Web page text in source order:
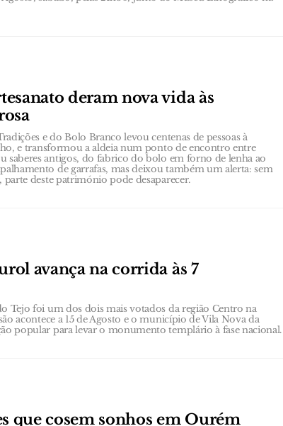
deram nova vida às
e do Bolo Branco levou centenas de pessoas à
e transformou a aldeia num ponto de encontro entre
saberes antigos, do fabrico do bolo em forno de lenha ao
de garrafas, mas deixou também um alerta: sem
parte deste património pode desaparecer.
avança na corrida às 7
Tejo foi um dos dois mais votados da região Centro na
acontece a 15 de Agosto e o município de Vila Nova da
popular para levar o monumento templário à fase nacional.
que cosem sonhos em Ourém